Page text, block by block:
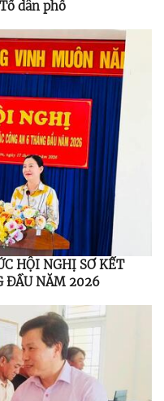
dân phố
HỘI NGHỊ SƠ KẾT
ĐẦU NĂM 2026